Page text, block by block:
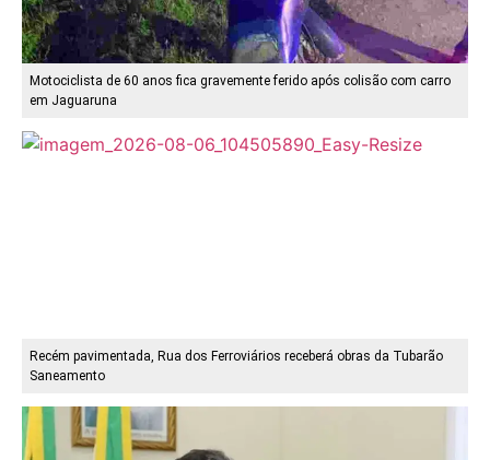
Motociclista de 60 anos fica gravemente ferido após colisão com carro
em Jaguaruna
Recém pavimentada, Rua dos Ferroviários receberá obras da Tubarão
Saneamento